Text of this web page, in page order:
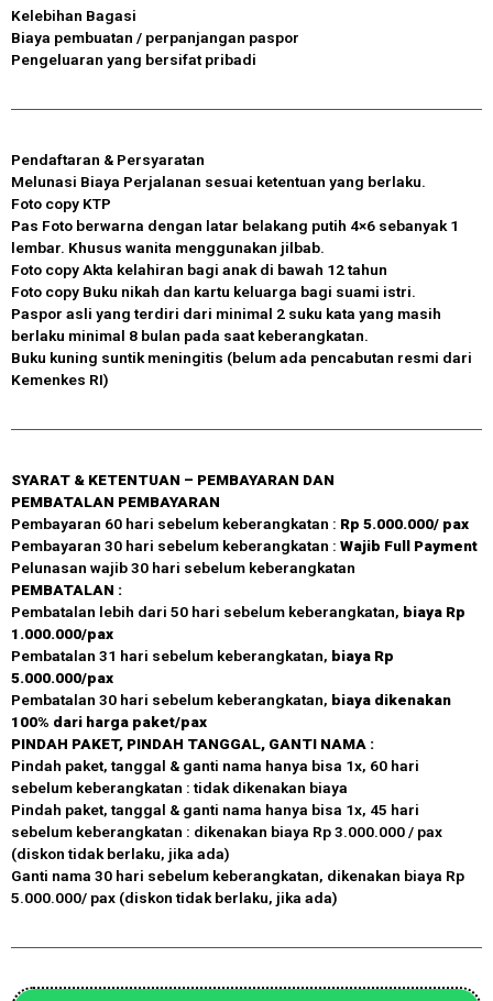
Kelebihan Bagasi
Biaya pembuatan / perpanjangan paspor
Pengeluaran yang bersifat pribadi
Pendaftaran & Persyaratan
Melunasi Biaya Perjalanan sesuai ketentuan yang berlaku.
Foto copy KTP
Pas Foto berwarna dengan latar belakang putih 4×6 sebanyak 1
lembar. Khusus wanita menggunakan jilbab.
Foto copy Akta kelahiran bagi anak di bawah 12 tahun
Foto copy Buku nikah dan kartu keluarga bagi suami istri.
Paspor asli yang terdiri dari minimal 2 suku kata yang masih
berlaku minimal 8 bulan pada saat keberangkatan.
Buku kuning suntik meningitis (belum ada pencabutan resmi dari
Kemenkes RI)
SYARAT & KETENTUAN – PEMBAYARAN DAN
PEMBATALAN PEMBAYARAN
Pembayaran 60 hari sebelum keberangkatan : Rp 5.000.000/ pax
Pembayaran 30 hari sebelum keberangkatan : Wajib Full Payment
Pelunasan wajib 30 hari sebelum keberangkatan
PEMBATALAN :
Pembatalan lebih dari 50 hari sebelum keberangkatan, biaya Rp
1.000.000/pax
Pembatalan 31 hari sebelum keberangkatan, biaya Rp
5.000.000/pax
Pembatalan 30 hari sebelum keberangkatan, biaya dikenakan
100% dari harga paket/pax
PINDAH PAKET, PINDAH TANGGAL, GANTI NAMA :
Pindah paket, tanggal & ganti nama hanya bisa 1x, 60 hari
sebelum keberangkatan : tidak dikenakan biaya
Pindah paket, tanggal & ganti nama hanya bisa 1x, 45 hari
sebelum keberangkatan : dikenakan biaya Rp 3.000.000 / pax
(diskon tidak berlaku, jika ada)
Ganti nama 30 hari sebelum keberangkatan, dikenakan biaya Rp
5.000.000/ pax (diskon tidak berlaku, jika ada)